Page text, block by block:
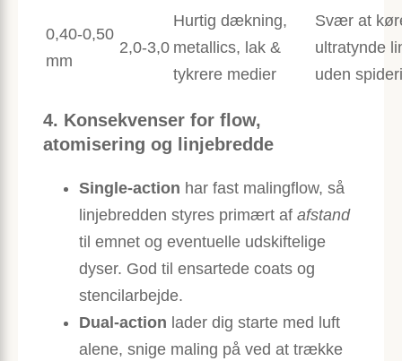
0,40-0,50
mm
2,0-3,0
Hurtig dækning,
metallics, lak &
tykrere medier
Svær at
ultratynde
uden
4. Konsekvenser for flow,
atomisering og linjebredde
Single-action har fast malingflow, så
linjebredden styres primært af afstand
til emnet og eventuelle udskiftelige
dyser. God til ensartede coats og
stencilarbejde.
Dual-action lader dig starte med luft
alene, snige maling på ved at trække